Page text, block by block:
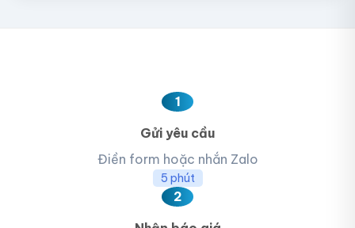
1
Gửi yêu cầu
Điền form hoặc nhắn Zalo
5 phút
2